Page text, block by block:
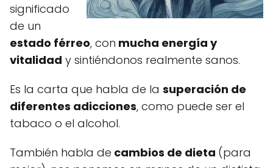
significado
de un
estado férreo, con mucha energía y
vitalidad y sintiéndonos realmente sanos.
Es la carta que habla de la superación de
diferentes adicciones, como puede ser el
tabaco o el alcohol.
También habla de cambios de dieta (para